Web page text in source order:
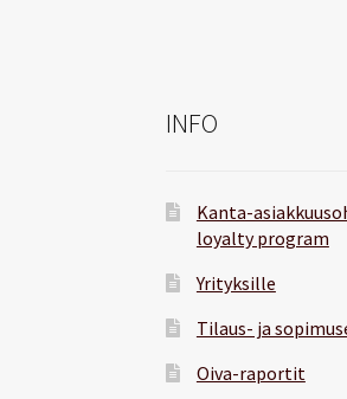
INFO
Kanta-
loyalty program
Yrityksille
Tilaus- ja
Oiva-raportit